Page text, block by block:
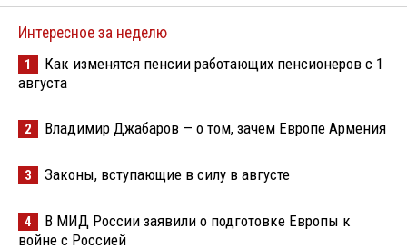
Интересное за неделю
1
Как изменятся пенсии работающих пенсионеров с 1
августа
2 Владимир Джабаров — о том, зачем Европе Армения
3 Законы, вступающие в силу в августе
4
В МИД России заявили о подготовке Европы к
войне с Россией